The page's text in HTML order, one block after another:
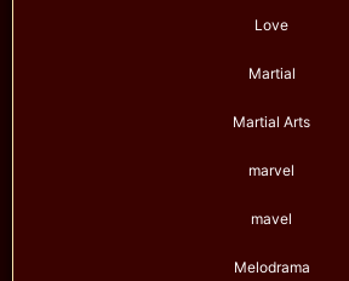
Love
Martial
Martial Arts
marvel
mavel
Melodrama